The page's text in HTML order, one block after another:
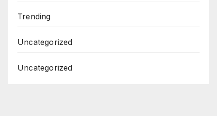
Trending
Uncategorized
Uncategorized